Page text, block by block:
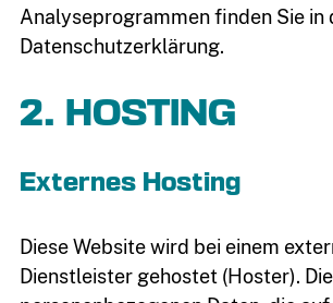
Analyseprogrammen finden Sie in
Datenschutzerklärung.
2. HOSTING
Externes Hosting
Diese Website wird bei einem
Dienstleister gehostet (Hoster). Die